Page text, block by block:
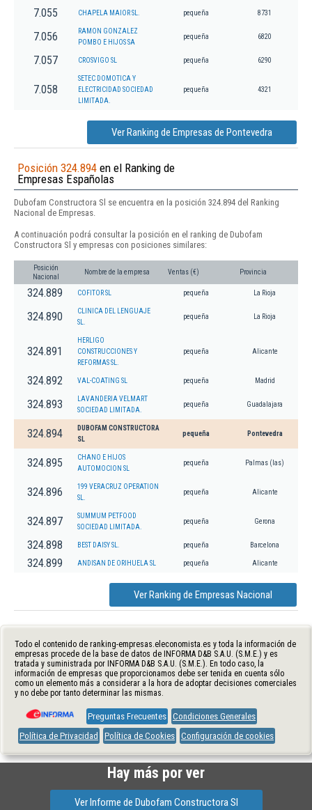
7.055 CHAPELA MAIOR SL. pequeña 8731
7.056
RAMON GONZALEZ
POMBO E HIJOS SA
pequeña 6820
7.057 CROSVIGO SL pequeña 6290
7.058
SETEC DOMOTICA Y
ELECTRICIDAD SOCIEDAD
LIMITADA.
pequeña 4321
Ver Ranking de Empresas de Pontevedra
Posición 324.894 en el Ranking de
Empresas Españolas
Dubofam Constructora Sl se encuentra en la posición 324.894 del Ranking
Nacional de Empresas.
A continuación podrá consultar la posición en el ranking de Dubofam
Constructora Sl y empresas con posiciones similares:
Posición
Nacional
Nombre de la empresa Ventas (€) Provincia
324.889 COFITOR SL pequeña La Rioja
324.890
CLINICA DEL LENGUAJE
SL.
pequeña La Rioja
324.891
HERLIGO
CONSTRUCCIONES Y
REFORMAS SL.
pequeña Alicante
324.892 VAL-COATING SL pequeña Madrid
324.893
LAVANDERIA VELMART
SOCIEDAD LIMITADA.
pequeña Guadalajara
324.894
DUBOFAM CONSTRUCTORA
SL
pequeña Pontevedra
324.895
CHANO E HIJOS
AUTOMOCION SL
pequeña Palmas (las)
324.896
199 VERACRUZ OPERATION
SL.
pequeña Alicante
324.897
SUMMUM PETFOOD
SOCIEDAD LIMITADA.
pequeña Gerona
324.898 BEST DAISY SL. pequeña Barcelona
324.899 ANDISAN DE ORIHUELA SL pequeña Alicante
Ver Ranking de Empresas Nacional
Todo el contenido de ranking-empresas.eleconomista.es y toda la información de
empresas procede de la base de datos de INFORMA D&B S.A.U. (S.M.E.) y es
tratada y suministrada por INFORMA D&B S.A.U. (S.M.E.). En todo caso, la
información de empresas que proporcionamos debe ser tenida en cuenta sólo
como un elemento más a considerar a la hora de adoptar decisiones comerciales
y no debe por tanto determinar las mismas.
Preguntas Frecuentes Condiciones Generales
Política de Privacidad
Política de Cookies Configuración de cookies
Hay más por ver
Ver Informe de Dubofam Constructora Sl